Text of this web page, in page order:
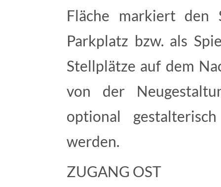
Fläche markiert den
Parkplatz bzw. als
Stellplätze auf dem
von der
optional
werden.
ZUGANG OST